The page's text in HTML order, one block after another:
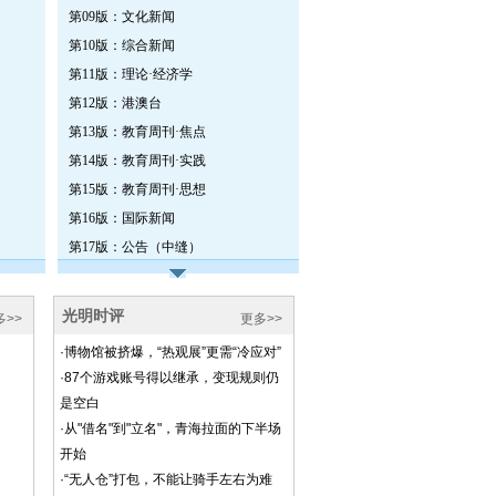
第09版：文化新闻
第10版：综合新闻
第11版：理论·经济学
第12版：港澳台
第13版：教育周刊·焦点
第14版：教育周刊·实践
第15版：教育周刊·思想
第16版：国际新闻
第17版：公告（中缝）